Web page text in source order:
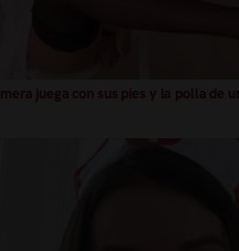
juega con sus pies y la polla de